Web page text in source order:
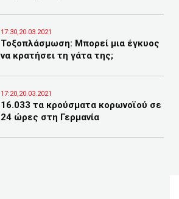
17:30,20.03.2021
Τοξοπλάσμωση: Μπορεί μια έγκυος
να κρατήσει τη γάτα της;
17:20,20.03.2021
16.033 τα κρούσματα κορωνοϊού σε
24 ώρες στη Γερμανία